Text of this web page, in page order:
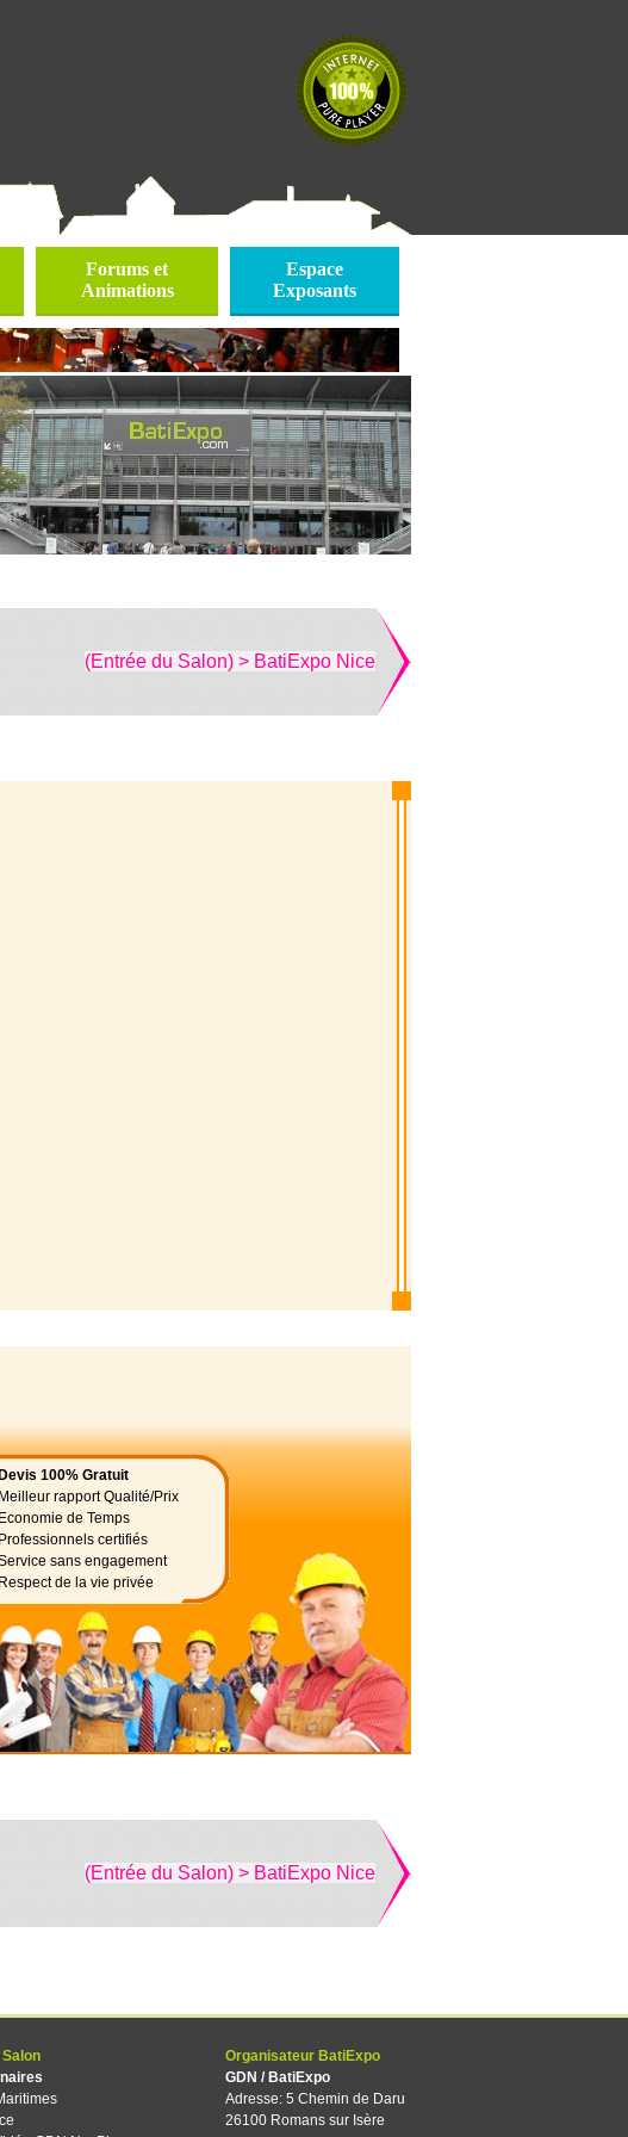
Forums et
Animations
Espace
Exposants
(Entrée du Salon) > BatiExpo Nice
100% Gratuit
rapport Qualité/Prix
de Temps
certifiés
sans engagement
de la vie privée
(Entrée du Salon) > BatiExpo Nice
Organisateur BatiExpo
GDN / BatiExpo
Adresse: 5 Chemin de Daru
26100 Romans sur Isère